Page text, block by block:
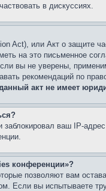
в дискуссиях.
Act), или Акт о защите
на это письменное
вы не уверены,
рекомендаций по
акт не имеет
ваш IP-
конференции»?
позволяют вам
Если вы испытываете